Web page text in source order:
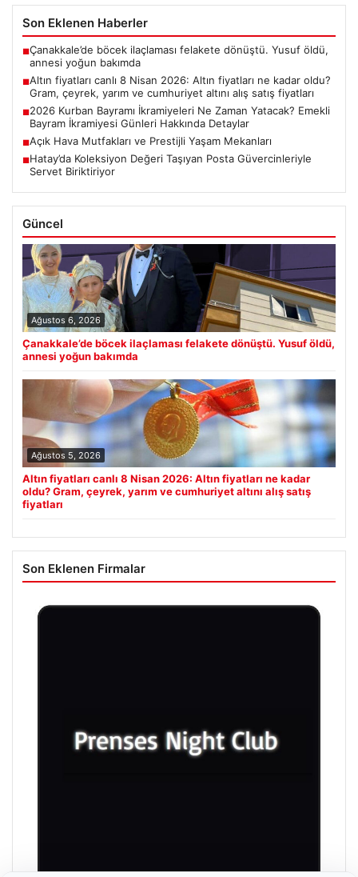
Son Eklenen Haberler
■Çanakkale’de böcek ilaçlaması felakete dönüştü. Yusuf öldü,
annesi yoğun bakımda
■Altın fiyatları canlı 8 Nisan 2026: Altın fiyatları ne kadar oldu?
Gram, çeyrek, yarım ve cumhuriyet altını alış satış fiyatları
■2026 Kurban Bayramı İkramiyeleri Ne Zaman Yatacak? Emekli
Bayram İkramiyesi Günleri Hakkında Detaylar
■Açık Hava Mutfakları ve Prestijli Yaşam Mekanları
■Hatay’da Koleksiyon Değeri Taşıyan Posta Güvercinleriyle
Servet Biriktiriyor
Güncel
Ağustos 6, 2026
Çanakkale’de böcek ilaçlaması felakete dönüştü. Yusuf öldü,
annesi yoğun bakımda
Ağustos 5, 2026
Altın fiyatları canlı 8 Nisan 2026: Altın fiyatları ne kadar
oldu? Gram, çeyrek, yarım ve cumhuriyet altını alış satış
fiyatları
Son Eklenen Firmalar